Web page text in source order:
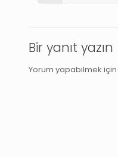
Bir yanıt yazın
Yorum yapabilmek için